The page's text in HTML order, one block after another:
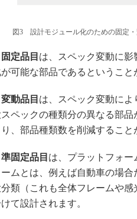
図3 設計モジュール化のための固定
固定品目 は、スペック変動に
可能な部品であるということ
変動品目 は、スペック変動に
スペックの種類分の異なる部
り、部品種類数を削減すること
準固定品目 は、プラットフォ
ームとは、例えば自動車の場
分類（これも全体フレームや
て設計されます。